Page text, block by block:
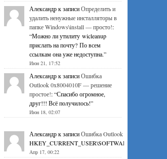
Александрк записиОпределить и
удалить ненужные инсталляторы в
папке Windows\install — просто!:
“Можно ли утилиту wicleanup
прислать на почту? По всем
ссылкам она уже недоступна.”
Июн 21, 17:52
Александрк записиОшибка
Outlook 0x8004010F — решение
простое!: “Спасибо огромное,
друг!!! Всё получилось!”
Июн 18, 02:07
Александрк записиОшибка Outlook 0x8004010F —
Апр 17, 00:22